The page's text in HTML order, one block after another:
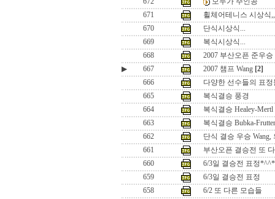
671
휠체어테니스 시상식
670
단식시상식...
669
복식시상식...
668
2007 부산오픈 준우승
▶
667 2007 챔프 Wang [2]
666
다양한 선수들의 표정
665
복식결승 풍경
664
복식결승 Healey-Mertl
663
복식결승 Bubka-
662
단식 결승 우승
661
부산오픈 결승전 또
660
6/3일 결승전 표정*^^*
659
6/3일 결승전 표정
658
6/2 또 다른 모습들